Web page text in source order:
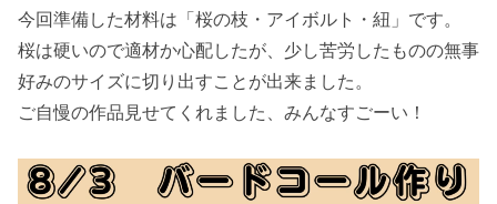
今回準備した材料は「桜の枝・アイボルト・紐」です。
桜は硬いので適材か心配したが、少し苦労したものの無事
好みのサイズに切り出すことが出来ました。
ご自慢の作品見せてくれました、みんなすごーい！